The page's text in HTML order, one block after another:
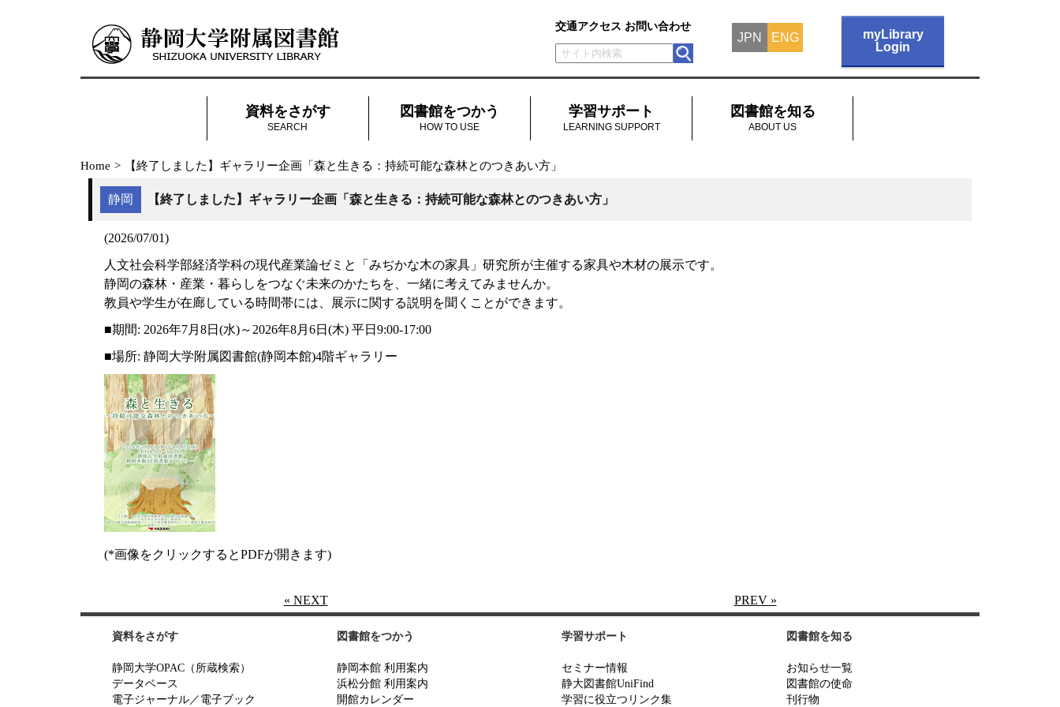
交通アクセス お問い合わせ
ENG
JPN
myLibrary
Login
資料をさがす
SEARCH
図書館をつかう
HOW TO USE
学習サポート
LEARNING SUPPORT
図書館を知る
ABOUT US
Home > 【終了しました】ギャラリー企画「森と生きる：持続可能な森林とのつきあい方」
静岡 【終了しました】ギャラリー企画「森と生きる：持続可能な森林とのつきあい方」
(2026/07/01)
人文社会科学部経済学科の現代産業論ゼミと「みぢかな木の家具」研究所が主催する家具や木材の展示です。
静岡の森林・産業・暮らしをつなぐ未来のかたちを、一緒に考えてみませんか。
教員や学生が在廊している時間帯には、展示に関する説明を聞くことができます。
■期間: 2026年7月8日(水)～2026年8月6日(木) 平日9:00-17:00
■場所: 静岡大学附属図書館(静岡本館)4階ギャラリー
(*画像をクリックするとPDFが開きます)
« NEXT PREV »
資料をさがす
静岡大学OPAC（所蔵検索）
データベース
電子ジャーナル／電子ブック
図書館をつかう
静岡本館 利用案内
浜松分館 利用案内
開館カレンダー
学習サポート
セミナー情報
静大図書館UniFind
学習に役立つリンク集
図書館を知る
お知らせ一覧
図書館の使命
刊行物